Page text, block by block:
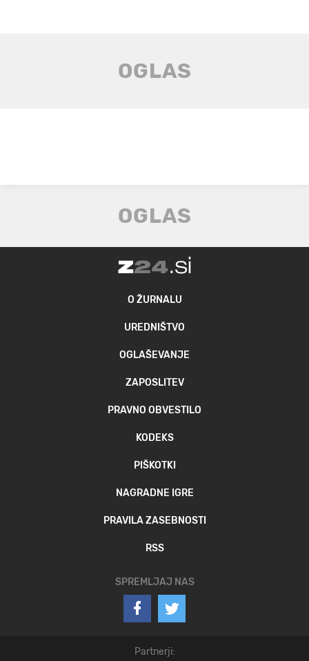
O ŽURNALU
UREDNIŠTVO
OGLAŠEVANJE
ZAPOSLITEV
PRAVNO OBVESTILO
KODEKS
PIŠKOTKI
NAGRADNE IGRE
PRAVILA ZASEBNOSTI
RSS
SPREMLJAJ NAS
Partnerji: